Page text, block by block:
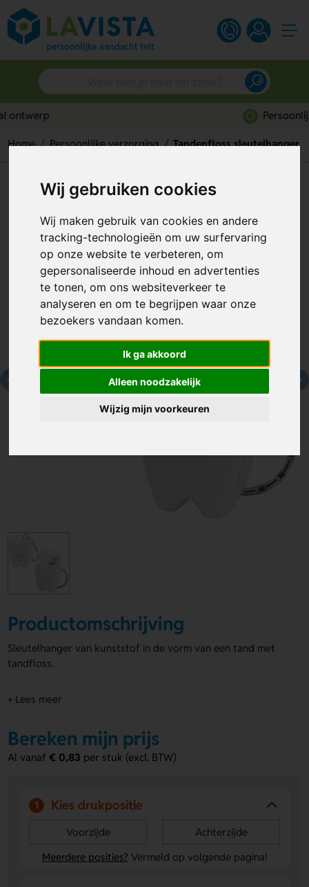
Wij gebruiken cookies
Wij maken gebruik van cookies en andere
tracking-technologieën om uw surfervaring
op onze website te verbeteren, om
gepersonaliseerde inhoud en advertenties
te tonen, om ons websiteverkeer te
analyseren en om te begrijpen waar onze
bezoekers vandaan komen.
Ik ga akkoord
Alleen noodzakelijk
Wijzig mijn voorkeuren
Home Persoonlijke verzorging Tandenfloss sleutelhanger
Tandenfloss sleutelhanger
Artikelnummer: 273700
Productomschrijving
Sleutelhanger van kunststof in de vorm van een tand met
tandfloss.
+ Lees meer
Bereken mijn prijs
Al vanaf€ 0,83 per stuk (excl. BTW)
1 Kies drukpositie
Voorzijde
Achterzijde
Meerdere posities? Vermeld op volgende pagina!